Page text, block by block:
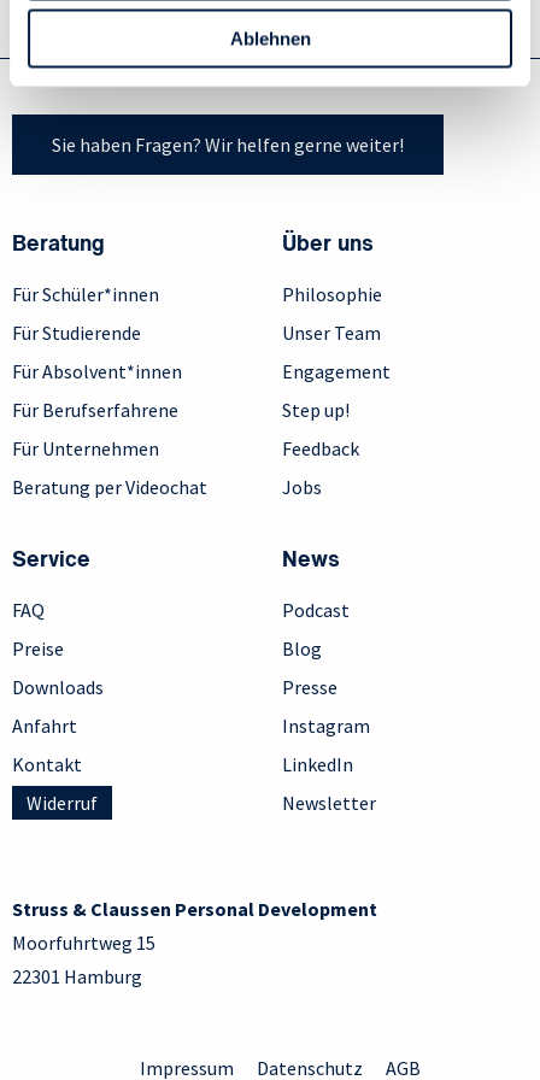
Personen bezogener Daten verwenden:
Ablehnen
Sie haben Fragen? Wir helfen gerne weiter!
Beratung
Für Schüler*innen
Für Studierende
Für Absolvent*innen
Für Berufserfahrene
Für Unternehmen
Beratung per Videochat
Über uns
Philosophie
Unser Team
Engagement
Step up!
Feedback
Jobs
Service
FAQ
Preise
Downloads
Anfahrt
Kontakt
Widerruf
News
Podcast
Blog
Presse
Instagram
LinkedIn
Newsletter
Struss & Claussen Personal Development
Moorfuhrtweg 15
22301 Hamburg
Impressum Datenschutz AGB